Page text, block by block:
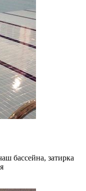
бассейна, затирка